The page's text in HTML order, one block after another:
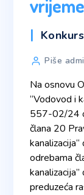
vrijeme
Categories
PostPiše
Na osnovu
“Vodovod i
557-02/24
člana 20
odrebama
preduzeća